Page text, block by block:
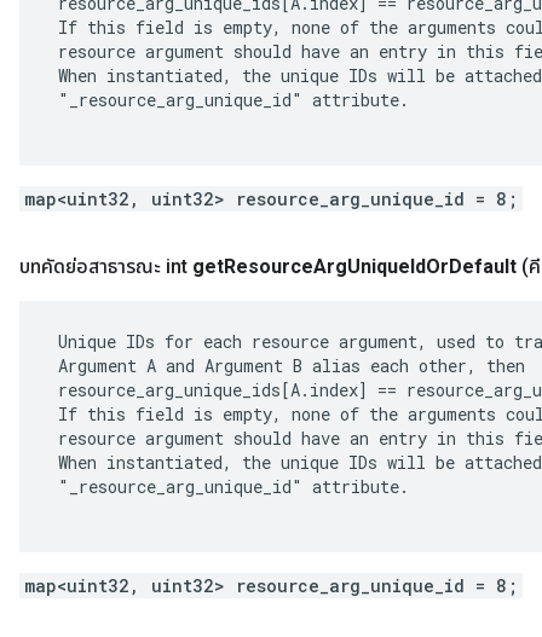
If this field is empty, none of the arguments
resource argument should have an entry in this
When instantiated, the unique IDs will be
"_resource_arg_unique_id" attribute.
map<uint32, uint32> resource_arg_unique_id = 8;
บทคัดย่อสาธารณะ int getResourceArgUniqueIdOrDefault (
Unique IDs for each resource argument, used to
Argument A and Argument B alias each other, then
resource_arg_unique_ids[A.index] ==
If this field is empty, none of the arguments
resource argument should have an entry in this
When instantiated, the unique IDs will be
"_resource_arg_unique_id" attribute.
map<uint32, uint32> resource_arg_unique_id = 8;